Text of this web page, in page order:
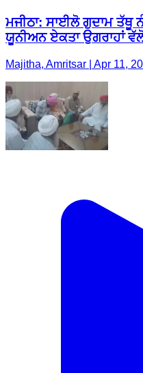
ਮਜੀਠਾ: ਸਾਈਲੋ ਗੁਦਾਮ ਤੱਥੂ
ਯੂਨੀਅਨ ਏਕਤਾ ਉਗਰਾਹਾਂ
Majitha, Amritsar | Apr 11,